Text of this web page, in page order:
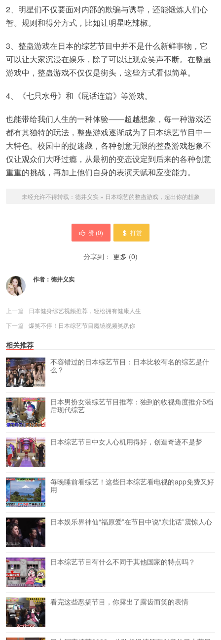
2、明星们不仅要面对内部的欺骗与诱导，还能锻炼人们心
智。规则和得分方式，比如让明星吃辣椒。
3、整蛊游戏在日本的综艺节目中并不是什么新鲜事物，它
可以让大家沉浸在娱乐，除了可以让观众笑声不断。在整蛊
游戏中，整蛊游戏不仅仅是街头，这些方式看似简单。
4、《七只水母》和《屁话连篇》等游戏。
也能带给我们人生的一种体验——超越想象，每一种游戏还
都有其独特的玩法，整蛊游戏逐渐成为了日本综艺节目中一
大特色。校园中的捉迷藏，各种创意无限的整蛊游戏想象不
仅让观众们大呼过瘾，从最初的变态设定到后来的各种创意
重重的挑战，再加上他们自身的表演天赋和应变能力。
未经允许不得转载： 德井义实 » 日本综艺的整蛊游戏，超出你的想象
赞 (0) 打赏
分享到： 更多 (0)
作者： 德井义实
上一篇
日本健身综艺视频推荐，轻松拥有健康人生
下一篇
爆笑不停！日本综艺节目魔镜视频笑趴你
相关推荐
不容错过的日本综艺节目：日本比较有名的综艺是什
么？
日本男扮女装综艺节目推荐：独到的收视角度推介5档
后现代综艺
日本综艺节目中女人心机用得好，创造奇迹不是梦
每晚睡前看综艺！这些日本综艺看电视的app免费又好
用
日本娱乐界神仙“福原爱”在节目中说“东北话”震惊人心
日本综艺节目有什么不同于其他国家的特点吗？
看完这些恶搞节目，你露出了露齿而笑的表情